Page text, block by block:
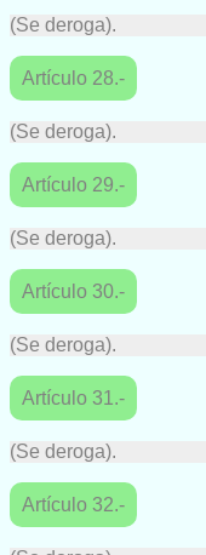
(Se deroga).
Artículo 28.-
(Se deroga).
Artículo 29.-
(Se deroga).
Artículo 30.-
(Se deroga).
Artículo 31.-
(Se deroga).
Artículo 32.-